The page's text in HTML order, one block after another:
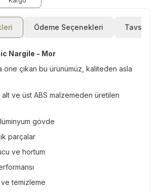
Ödeme Seçenekleri Tavsiye
Nargile - Mor
öne çıkan bu ürünümüz, kaliteden asla
ve üst ABS malzemeden üretilen
gövde
parçalar
ve hortum
temizleme